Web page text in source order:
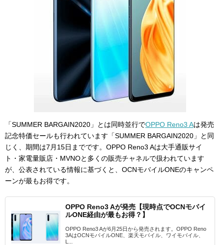
「SUMMER BARGAIN2020」とは同時並行でOPPO Reno3 Aは発売
記念特価セールも行われています「SUMMER BARGAIN2020」と同
じく、期間は7月15日までです。OPPO Reno3 Aは大手通販サイ
ト・家電量販店・MVNOと多くの販売チャネルで扱われています
が、公表されている情報に基づくと、OCNモバイルONEのキャンペ
ーンが最もお得です。
OPPO Reno3 Aが発売【現時点でOCNモバイ
ルONE経由が最もお得？】
OPPO Reno3 Aが6月25日から発売されます。OPPO Reno
3AはOCNモバイルONE、楽天モバイル、ワイモバイル、
L...